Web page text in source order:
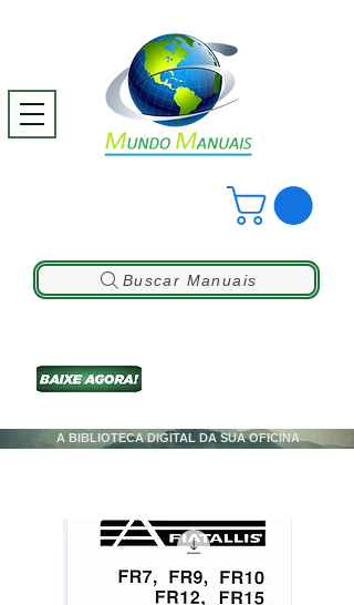
A BIBLIOTECA DIGITAL DA SUA OFICINA
Buscar Manuais